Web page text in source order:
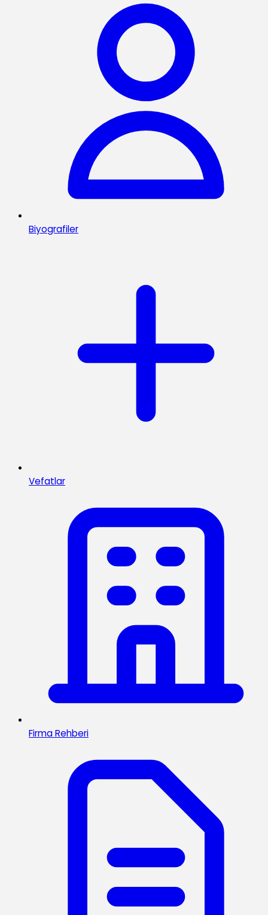
Biyografiler
Vefatlar
Firma Rehberi